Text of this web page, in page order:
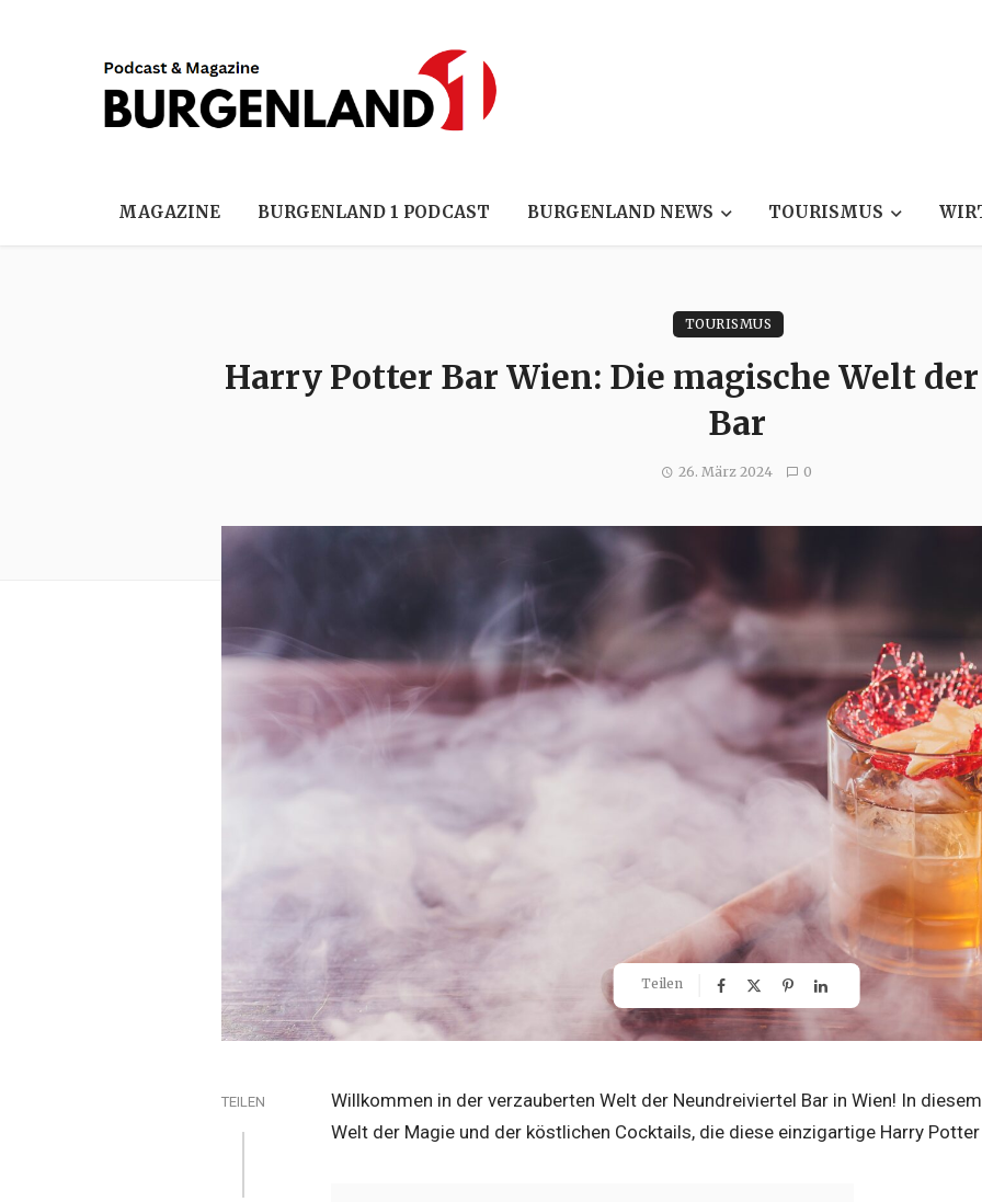
MAGAZINE BURGENLAND 1 PODCAST BURGENLAND NEWS TOURISMUS
TOURISMUS
Harry Potter Bar Wien: Die magische Welt
Bar
26. März 2024 0
Teilen
TEILEN
Willkommen in der verzauberten Welt der Neundreiviertel Bar in Wien! In
Welt der Magie und der köstlichen Cocktails, die diese einzigartige Harry